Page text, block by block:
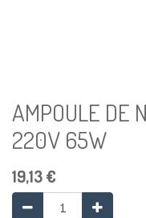
AMPOULE DE
220V 65W
19,13€